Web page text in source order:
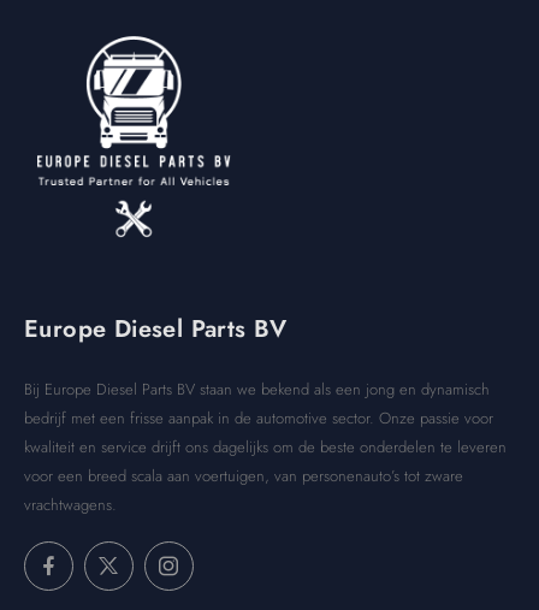
Europe Diesel Parts BV
Bij Europe Diesel Parts BV staan we bekend als een jong en dynamisch
bedrijf met een frisse aanpak in de automotive sector. Onze passie voor
kwaliteit en service drijft ons dagelijks om de beste onderdelen te leveren
voor een breed scala aan voertuigen, van personenauto’s tot zware
vrachtwagens.